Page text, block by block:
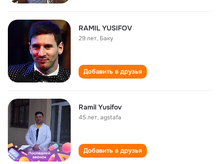
RAMIL YUSIFOV
29 лет, Баку
Добавить в друзья
Ramil Yusifov
45 лет,agstafa
Добавить в друзья